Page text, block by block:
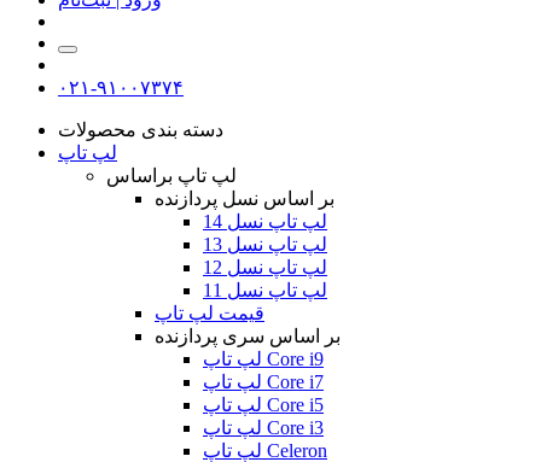
۰۲۱-۹۱۰۰۷۳۷۴
دسته بندی محصولات
لپ تاپ
لپ تاپ براساس
بر اساس نسل پردازنده
لپ تاپ نسل 14
لپ تاپ نسل 13
لپ تاپ نسل 12
لپ تاپ نسل 11
قیمت لپ تاپ
بر اساس سری پردازنده
لپ تاپ Core i9
لپ تاپ Core i7
لپ تاپ Core i5
لپ تاپ Core i3
لپ تاپ Celeron